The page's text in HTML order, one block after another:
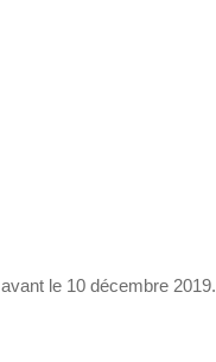
le 10 décembre 2019.